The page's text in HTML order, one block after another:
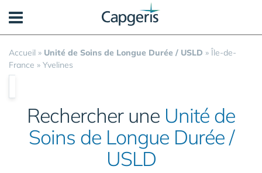
Accueil » Unité de Soins de Longue Durée / USLD » Île-de-
France » Yvelines
Rechercher une Unité de
Soins de Longue Durée /
USLD